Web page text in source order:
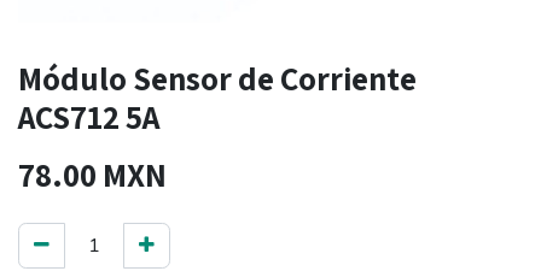
Módulo Sensor de Corriente
ACS712 5A
78.00 MXN